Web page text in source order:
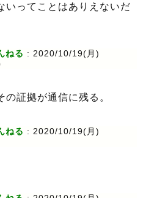
いってことはありえないだ
ねる : 2020/10/19(月)
証拠が通信に残る。
ねる : 2020/10/19(月)